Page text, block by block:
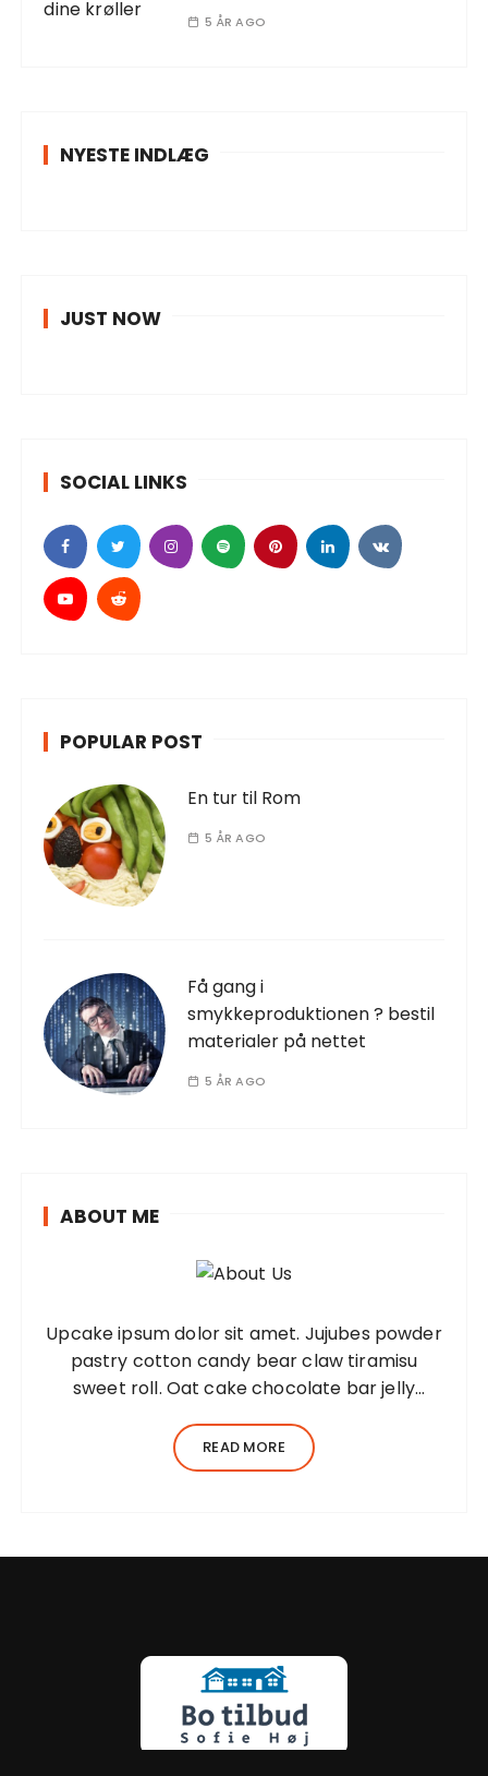
5 ÅR AGO
NYESTE INDLÆG
JUST NOW
SOCIAL LINKS
POPULAR POST
En tur til Rom
5 ÅR AGO
Få gang i
smykkeproduktionen ? bestil
materialer på nettet
5 ÅR AGO
ABOUT ME
Upcake ipsum dolor sit amet. Jujubes powder
pastry cotton candy bear claw tiramisu
sweet roll. Oat cake chocolate bar jelly
adipiscing elit, sed do eiusmod tempor
incididunt ut…
READ MORE